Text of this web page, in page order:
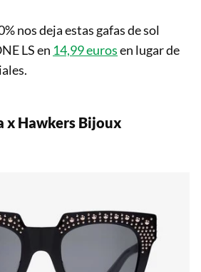
nos deja estas gafas de sol
LS en 14,99 eurosen lugar de
x Hawkers Bijoux